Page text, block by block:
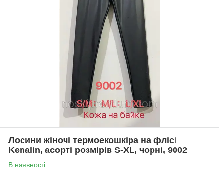
Лосини жіночі термоекошкіра на флісі
Kenalin, асорті розмірів S-XL, чорні, 9002
В наявності